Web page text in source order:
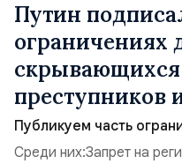
Путин
ограничениях
преступников
Публикуем часть
Среди них:Запрет на